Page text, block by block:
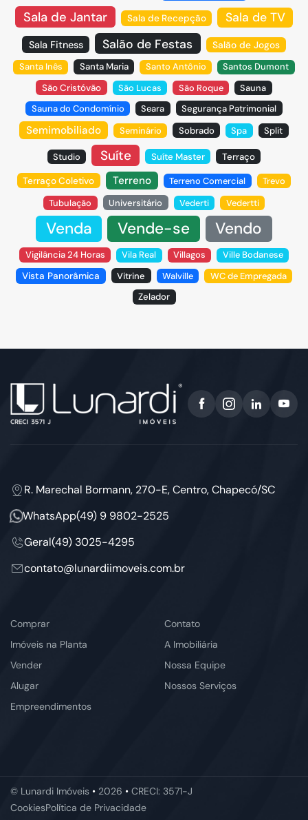
Sala de Jantar Sala de Recepção Sala de TV
Sala Fitness Salão de Festas Salão de Jogos
Santa Inês Santa Maria Santo Antônio
Santos Dumont
São Cristóvão
São Lucas São Roque
Sauna
Sauna do Condomínio
Seara Segurança Patrimonial
Semimobiliado Seminário Sobrado Spa Split
Studio Suíte Suíte Master Terraço
Terraço Coletivo Terreno Terreno Comercial
Trevo
Tubulação
Universitário Vederti Vedertti
Venda Vende-se Vendo
Vigilância 24 Horas Vila Real Villagos Ville Bodanese
Vista Panorâmica Vitrine Walville
WC de Empregada
Zelador
R. Marechal Bormann, 270-E, Centro, Chapecó/SC
WhatsApp(49) 9 9802-2525
Geral(49) 3025-4295
contato@lunardiimoveis.com.br
Comprar
Imóveis na Planta
Vender
Alugar
Empreendimentos
Contato
A Imobiliária
Nossa Equipe
Nossos Serviços
© Lunardi Imóveis • 2026 • CRECI: 3571-J
CookiesPolítica de Privacidade